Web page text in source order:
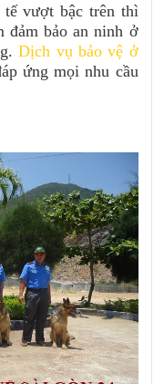
vượt bậc trên thì
đảm bảo an ninh ở
Dịch vụ bảo vệ ở
ứng mọi nhu cầu